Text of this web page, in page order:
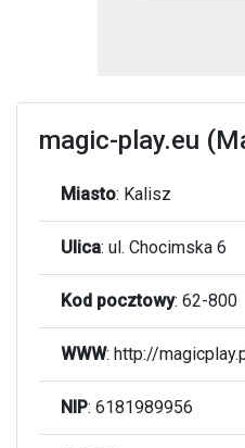
magic-play.eu
Miasto: Kalisz
Ulica: ul. Chocimska 6
Kod pocztowy: 62-800
WWW: http://
NIP: 6181989956